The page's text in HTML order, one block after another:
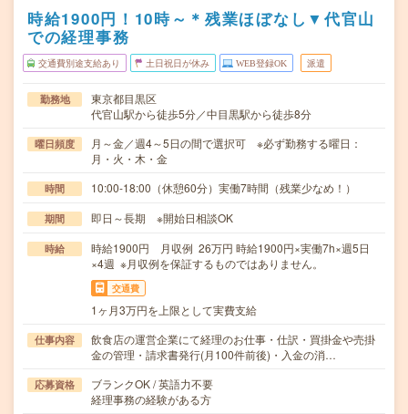
時給1900円！10時～＊残業ほぼなし▼代官山
での経理事務
交通費別途支給あり 土日祝日が休み WEB登録OK 派遣
勤務地
東京都目黒区
代官山駅から徒歩5分／中目黒駅から徒歩8分
曜日頻度
月～金／週4～5日の間で選択可 ※必ず勤務する曜日：
月・火・木・金
時間 10:00-18:00（休憩60分）実働7時間（残業少なめ！）
期間 即日～長期 ※開始日相談OK
時給
時給1900円 月収例 26万円 時給1900円×実働7h×週5日
×4週 ※月収例を保証するものではありません。
交通費
1ヶ月3万円を上限として実費支給
仕事内容
飲食店の運営企業にて経理のお仕事・仕訳・買掛金や売掛
金の管理・請求書発行(月100件前後)・入金の消…
応募資格
ブランクOK / 英語力不要
経理事務の経験がある方